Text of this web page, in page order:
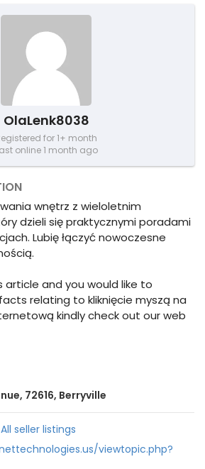
OlaLenk8038
for 1+ month
online 1 month ago
wnętrz z wieloletnim
dzieli się praktycznymi poradami
Lubię łączyć nowoczesne
article and you would like to
relating to kliknięcie myszą na
kindly check out our web
72616, Berryville
All seller listings
viewtopic.php?